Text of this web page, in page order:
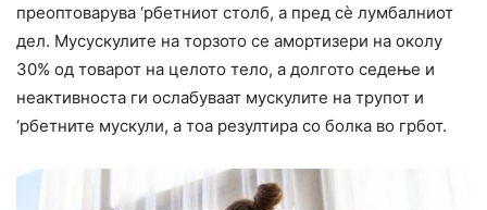
преоптоварува ‘рбетниот столб, а пред сè лумбалниот
дел. Мусускулите на торзото се амортизери на околу
30% од товарот на целото тело, а долгото седење и
неактивноста ги ослабуваат мускулите на трупот и
‘рбетните мускули, а тоа резултира со болка во грбот.